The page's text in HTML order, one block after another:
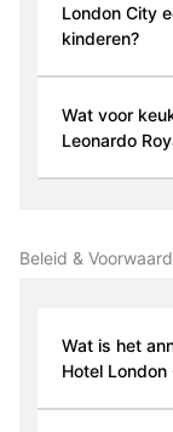
London City
kinderen?
Wat voor
Leonardo
Beleid &
Wat is het
Hotel London